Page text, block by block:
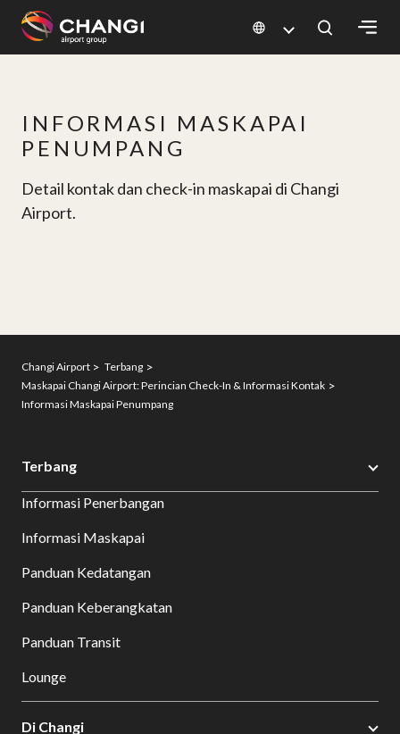
Changi
Sites:
Select:
INFORMASI MASKAPAI
PENUMPANG
Detail kontak dan check-in maskapai di Changi
Airport.
Changi Airport
Terbang
Maskapai Changi Airport: Perincian Check-In & Informasi Kontak
Informasi Maskapai Penumpang
Terbang
Informasi Penerbangan
Informasi Maskapai
Panduan Kedatangan
Panduan Keberangkatan
Panduan Transit
Lounge
Di Changi